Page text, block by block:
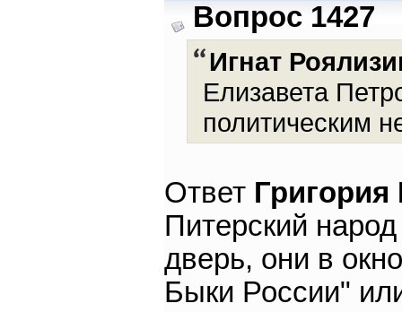
Вопрос 1427
Игнат
Елизавета
политическим
Ответ
Питерский
дверь, они в
Быки России"